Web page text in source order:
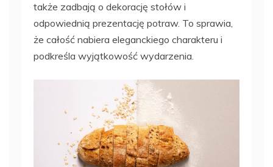
także zadbają o dekorację stołów i
odpowiednią prezentację potraw. To sprawia,
że całość nabiera eleganckiego charakteru i
podkreśla wyjątkowość wydarzenia.